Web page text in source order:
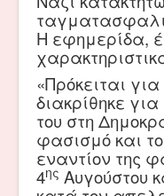
Η εφημερίδα,
«Πρόκειται
διακρίθηκε
του στη
φασισμό και
εναντίον της
4ης Αυγούστου